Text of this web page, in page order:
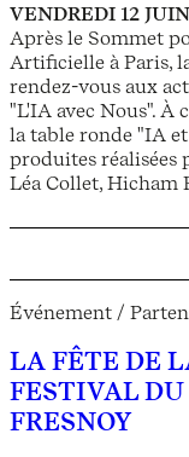
VENDREDI 12
Après le Sommet
Artificielle à Paris,
rendez-vous aux
"L'IA avec Nous". À
la table ronde "IA
produites réalisées
Léa Collet, Hicham
Événement /
LA FÊTE DE
FESTIVAL DU
FRESNOY